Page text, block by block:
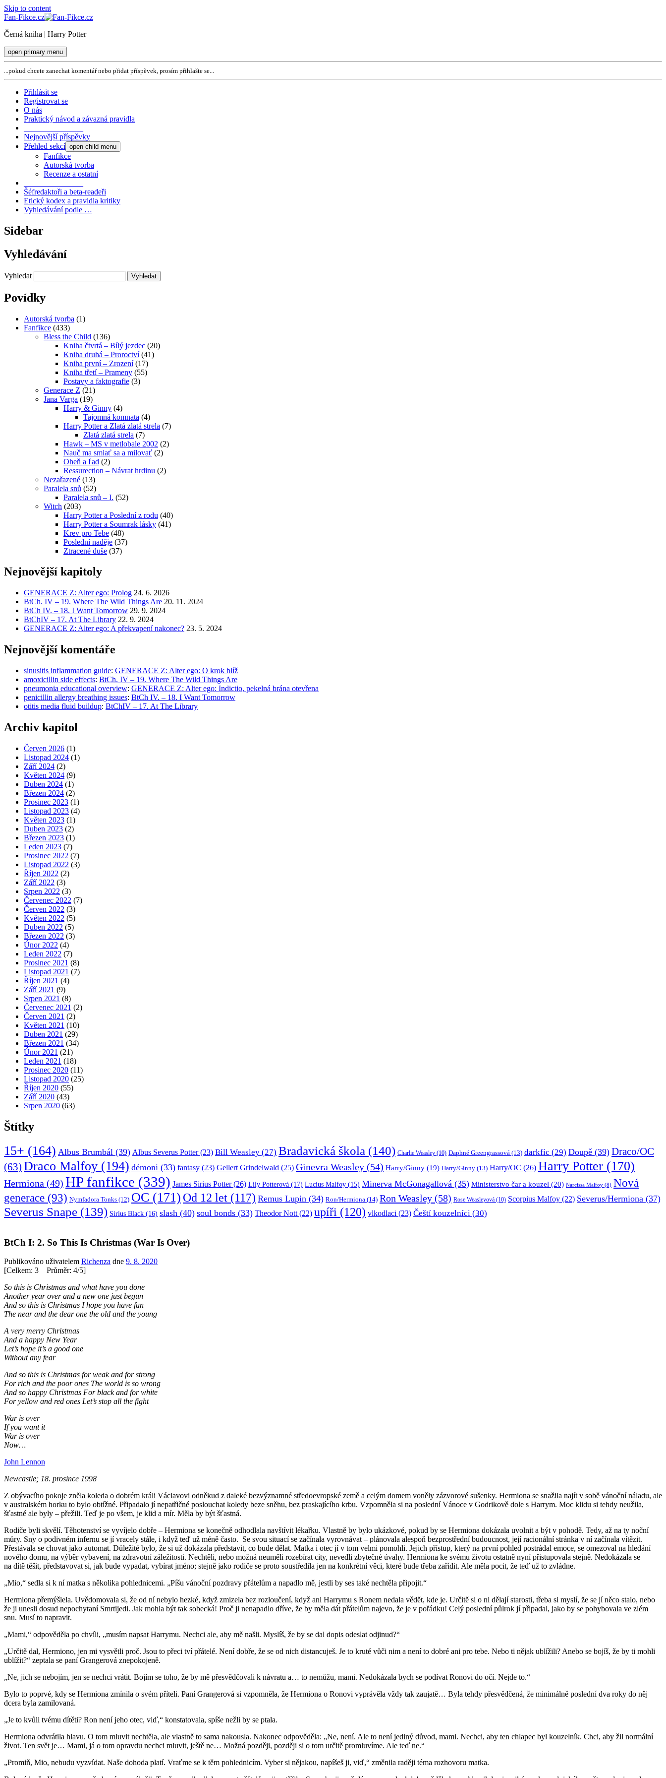
Skip to content
Fan-Fikce.cz
Černá kniha | Harry Potter
open primary menu
...pokud chcete zanechat komentář nebo přidat příspěvek, prosím přihlašte se...
Přihlásit se
Registrovat se
O nás
Praktický návod a závazná pravidla
Nejnovější příspěvky
Přehled sekcí open child menu
Fanfikce
Autorská tvorba
Recenze a ostatní
Šéfredaktoři a beta-readeři
Etický kodex a pravidla kritiky
Vyhledávání podle …
Sidebar
Vyhledávání
Vyhledat
Povídky
Autorská tvorba (1)
Fanfikce (433)
Bless the Child (136)
Kniha čtvrtá – Bílý jezdec (20)
Kniha druhá – Proroctví(41)
Kniha první – Zrození(17)
Kniha třetí – Prameny (55)
Postavy a faktografie (3)
Generace Z (21)
Jana Varga (19)
Harry & Ginny (4)
Tajomná komnata (4)
Harry Potter a Zlatá zlatá strela (7)
Zlatá zlatá strela (7)
Hawk – MS v metlobale 2002 (2)
Nauč ma smiať sa a milovať (2)
Oheň a ľad (2)
Ressurection – Návrat hrdinu (2)
Nezařazené (13)
Paralela snů (52)
Paralela snů – I. (52)
Witch (203)
Harry Potter a Poslední z rodu (40)
Harry Potter a Soumrak lásky (41)
Krev pro Tebe (48)
Poslední naděje (37)
Ztracené duše (37)
Nejnovější kapitoly
GENERACE Z: Alter ego: Prolog 24. 6. 2026
BtCh. IV – 19. Where The Wild Things Are 20. 11. 2024
BtCh IV. – 18. I Want Tomorrow 29. 9. 2024
BtChIV – 17. At The Library 22. 9. 2024
GENERACE Z: Alter ego: A překvapení nakonec? 23. 5. 2024
Nejnovější komentáře
sinusitis inflammation guide: GENERACE Z: Alter ego: O krok blíž
amoxicillin side effects: BtCh. IV – 19. Where The Wild Things Are
pneumonia educational overview: GENERACE Z: Alter ego: Indictio, pekelná brána otevřena
penicillin allergy breathing issues: BtCh IV. – 18. I Want Tomorrow
otitis media fluid buildup: BtChIV – 17. At The Library
Archiv kapitol
Červen 2026 (1)
Listopad 2024 (1)
Září 2024 (2)
Květen 2024 (9)
Duben 2024 (1)
Březen 2024 (2)
Prosinec 2023 (1)
Listopad 2023 (4)
Květen 2023 (1)
Duben 2023 (2)
Březen 2023 (1)
Leden 2023 (7)
Prosinec 2022 (7)
Listopad 2022 (3)
Říjen 2022 (2)
Září 2022 (3)
Srpen 2022 (3)
Červenec 2022 (7)
Červen 2022 (3)
Květen 2022 (5)
Duben 2022 (5)
Březen 2022 (3)
Únor 2022 (4)
Leden 2022 (7)
Prosinec 2021 (8)
Listopad 2021 (7)
Říjen 2021 (4)
Září 2021 (9)
Srpen 2021 (8)
Červenec 2021 (2)
Červen 2021 (2)
Květen 2021 (10)
Duben 2021 (29)
Březen 2021 (34)
Únor 2021 (21)
Leden 2021 (18)
Prosinec 2020 (11)
Listopad 2020 (25)
Říjen 2020 (55)
Září 2020 (43)
Srpen 2020 (63)
Štítky
15+ (164) Albus Brumbál (39) Albus Severus Potter(23) Bill Weasley (27) Bradavická škola (140) Charlie Weasley (10) Daphné Greengrassová (13) darkfic (29) Doupě (39) Draco/OC
(63) Draco Malfoy (194) démoni (33) fantasy (23) Gellert Grindelwald (25) Ginevra Weasley (54) Harry/Ginny (19) Harry/Ginny (13) Harry/OC (26) Harry Potter (170)
Hermiona (49) HP fanfikce (339) James Sirius Potter(26) Lily Potterová (17) Lucius Malfoy (15) Minerva McGonagallová (35) Ministerstvo čar a kouzel (20) Narcissa Malfoy (8) Nová
generace (93) Nymfadora Tonks (12) OC (171) Od 12 let (117) Remus Lupin (34) Ron/Hermiona (14) Ron Weasley (58) Rose Weasleyová (10) Scorpius Malfoy (22) Severus/Hermiona (37)
Severus Snape (139) Sirius Black (16) slash (40) soul bonds (33) Theodor Nott (22) upíři (120) vlkodlaci (23) Čeští kouzelníci (30)
BtCh I: 2. So This Is Christmas (War Is Over)
Publikováno uživatelem Richenza dne 9. 8. 2020
[Celkem: 3 Průměr: 4/5]
So this is Christmas and what have you done
Another year over and a new one just begun
And so this is Christmas I hope you have fun
The near and the dear one the old and the young
A very merry Christmas
And a happy New Year
Let’s hope it’s a good one
Without any fear
And so this is Christmas for weak and for strong
For rich and the poor ones The world is so wrong
And so happy Christmas For black and for white
For yellow and red ones Let’s stop all the fight
War is over
If you want it
War is over
Now…
John Lennon
Newcastle; 18. prosince 1998
Z obývacího pokoje zněla koleda o dobrém králi Václavovi odněkud z daleké bezvýznamné středoevropské země a celým domem voněly zázvorové sušenky. Hermiona se snažila najít v sobě vánoční náladu, ale
v australském horku to bylo obtížné. Připadalo jí nepatřičné poslouchat koledy beze sněhu, bez praskajícího krbu. Vzpomněla si na poslední Vánoce v Godrikově dole s Harrym. Moc klidu si tehdy neužila,
šťastné ale byly – přežili. Teď je po všem, je klid a mír. Měla by být šťastná.
Rodiče byli skvělí. Těhotenství se vyvíjelo dobře – Hermiona se konečně odhodlala navštívit lékařku. Vlastně by bylo ukázkové, pokud by se Hermiona dokázala uvolnit a být v pohodě. Tedy, až na ty noční
můry. Sny o podivném infernu se jí vracely stále, i když teď už méně často. Se svou situací se začínala vyrovnávat – plánovala alespoň bezprostřední budoucnost, její racionální stránka v ní začínala vítězit.
Přestávala se chovat jako automat. Důležité bylo, že si už dokázala představit, co bude dělat. Matka i otec jí v tom velmi pomohli. Jejich přístup, který na první pohled postrádal emoce, se omezoval na hledání
nového domu, na výběr vybavení, na zdravotní záležitosti. Nechtěli, nebo možná neuměli rozebírat city, nevedli zbytečné úvahy. Hermiona ke svému životu ostatně nyní přistupovala stejně. Nedokázala se
na dítě těšit, představovat si, jak bude vypadat, vybírat jméno; stejně jako rodiče se proto soustředila jen na konkrétní věci, které bude třeba zařídit. Ale měla pocit, že teď už to zvládne.
„Mio,“ sedla si k ní matka s několika pohlednicemi. „Píšu vánoční pozdravy přátelům a napadlo mě, jestli by ses také nechtěla připojit.“
Hermiona přemýšlela. Uvědomovala si, že od ní nebylo hezké, když zmizela bez rozloučení, když ani Harrymu s Ronem nedala vědět, kde je. Určitě si o ni dělají starosti, třeba si myslí, že se jí něco stalo, nebo
že ji unesli dosud nepochytaní Smrtijedi. Jak mohla být tak sobecká! Proč ji nenapadlo dříve, že by měla dát přátelům najevo, že je v pořádku! Celý poslední půlrok jí připadal, jako by se pohybovala ve zlém
snu. Musí to napravit.
„Mami,“ odpověděla po chvíli, „musím napsat Harrymu. Nechci ale, aby mě našli. Myslíš, že by se dal dopis odeslat odjinud?“
„Určitě dal, Hermiono, jen mi vysvětli proč. Jsou to přeci tví přátelé. Není dobře, že se od nich distancuješ. Je to kruté vůči nim a není to dobré ani pro tebe. Nebo ti nějak ublížili? Anebo se bojíš, že by ti mohli
ublížit?“ zeptala se paní Grangerová znepokojeně.
„Ne, jich se nebojím, jen se nechci vrátit. Bojím se toho, že by mě přesvědčovali k návratu a… to nemůžu, mami. Nedokázala bych se podívat Ronovi do očí. Nejde to.“
Bylo to poprvé, kdy se Hermiona zmínila o svém příteli. Paní Grangerová si vzpomněla, že Hermiona o Ronovi vyprávěla vždy tak zaujatě… Byla tehdy přesvědčená, že minimálně poslední dva roky do něj
dcera byla zamilovaná.
„Je to kvůli tvému dítěti? Ron není jeho otec, viď,“ konstatovala, spíše nežli by se ptala.
Hermiona odvrátila hlavu. O tom mluvit nechtěla, ale vlastně to sama nakousla. Nakonec odpověděla: „Ne, není. Ale to není jediný důvod, mami. Nechci, aby ten chlapec byl kouzelník. Chci, aby žil normální
život. Ten svět je… Mami, já o tom opravdu nechci mluvit, ještě ne… Možná později, později si o tom určitě promluvíme. Ale teď ne.“
„Promiň, Mio, nebudu vyzvídat. Naše dohoda platí. Vraťme se k těm pohlednicím. Vyber si nějakou, napíšeš ji, viď,“ změnila raději téma rozhovoru matka.